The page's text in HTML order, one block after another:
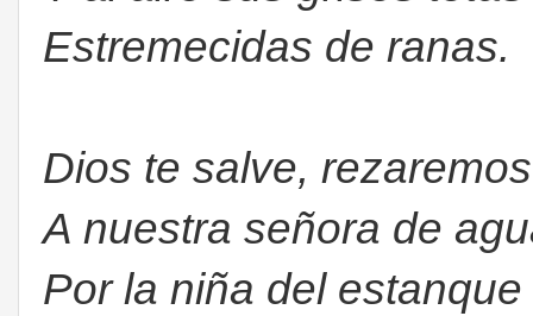
Estremecidas de ranas.
Dios te salve, rezaremos
A nuestra señora de
Por la niña del estanque